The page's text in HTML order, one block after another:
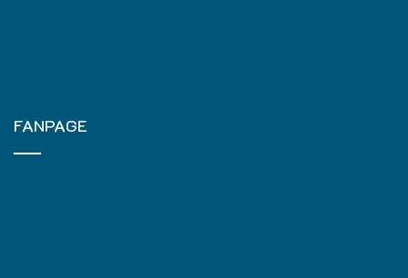
FANPAGE